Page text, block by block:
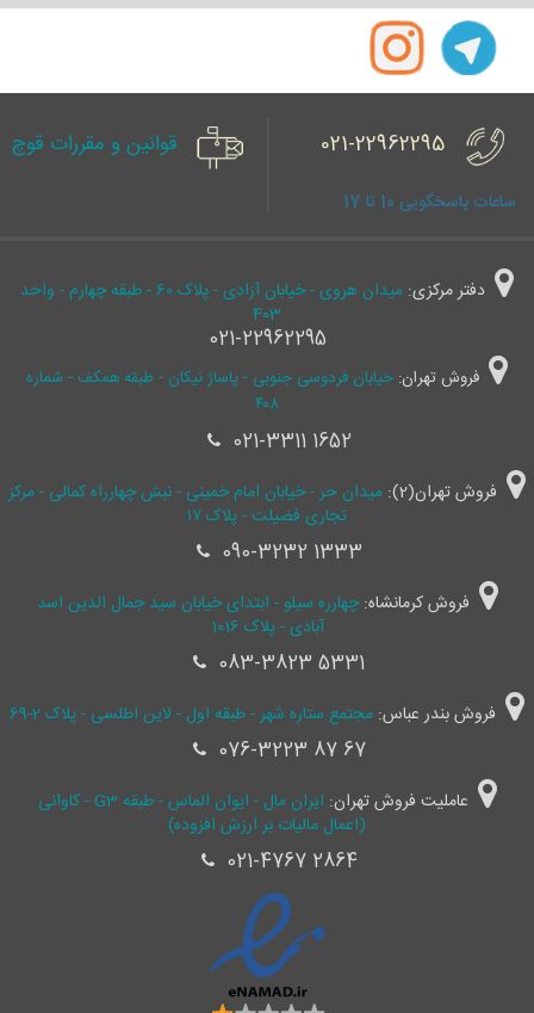
021-22962295
ساعات پاسخگویی 10 تا 17
قوانین و مقررات قوچ
دفتر مرکزی:
میدان هروی - خیابان آزادی - پلاک 60 - طبقه چهارم - واحد
403
021-22962295
فروش تهران: خیابان فردوسی جنوبی - پاساژ نیکان - طبقه همکف - شماره
۴۰۸
021-3311 1652
فروش تهران(2):
میدان حر - خیابان امام خمینی - نبش چهارراه کمالی - مرکز
تجاری فضیلت - پلاک ۱۷
090-3232 1333
فروش کرمانشاه:چهارره سیلو - ابتدای خیابان سید جمال ‌الدین اسد
آبادی - پلاک 1016
083-3823 5331
فروش بندر عباس: مجتمع ستاره شهر - طبقه اول - لاین اطلسی - پلاک 2-69
076-3223 87 67
عاملیت فروش تهران:
ایران مال - ایوان الماس - طبقه G3 - کاوانی
(اعمال مالیات بر ارزش افزوده)
021-4767 2864